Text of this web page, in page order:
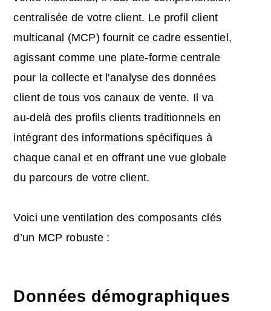
centralisée de votre client. Le profil client
multicanal (MCP) fournit ce cadre essentiel,
agissant comme une plate-forme centrale
pour la collecte et l'analyse des données
client de tous vos canaux de vente. Il va
au-delà des profils clients traditionnels en
intégrant des informations spécifiques à
chaque canal et en offrant une vue globale
du parcours de votre client.
Voici une ventilation des composants clés
d’un MCP robuste :
Données démographiques